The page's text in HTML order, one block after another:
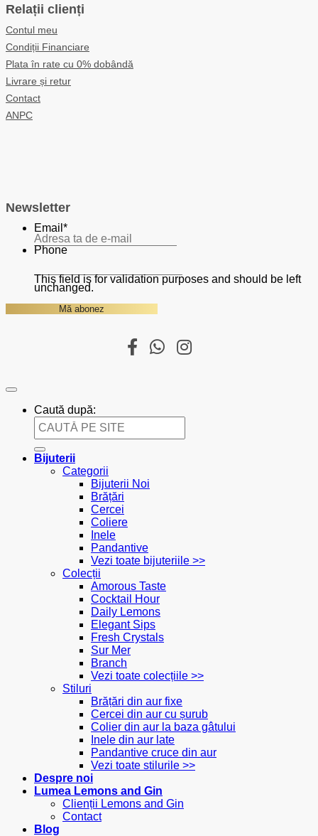
Relații clienți
Contul meu
Condiții Financiare
Plata în rate cu 0% dobândă
Livrare și retur
Contact
ANPC
Newsletter
Email *
Phone
This field is for validation purposes and should be left
unchanged.
Caută după:
Bijuterii
Categorii
Bijuterii Noi
Brățări
Cercei
Coliere
Inele
Pandantive
Vezi toate bijuteriile >>
Colecții
Amorous Taste
Cocktail Hour
Daily Lemons
Elegant Sips
Fresh Crystals
Sur Mer
Branch
Vezi toate colecțiile >>
Stiluri
Brățări din aur fixe
Cercei din aur cu șurub
Colier din aur la baza gâtului
Inele din aur late
Pandantive cruce din aur
Vezi toate stilurile >>
Despre noi
Lumea Lemons and Gin
Clienții Lemons and Gin
Contact
Blog